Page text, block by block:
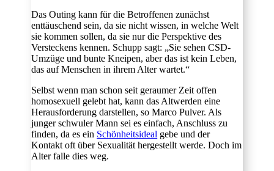
Das Outing kann für die Betroffenen zunächst
enttäuschend sein, da sie nicht wissen, in welche Welt
sie kommen sollen, da sie nur die Perspektive des
Versteckens kennen. Schupp sagt: „Sie sehen CSD-
Umzüge und bunte Kneipen, aber das ist kein Leben,
das auf Menschen in ihrem Alter wartet.“
Selbst wenn man schon seit geraumer Zeit offen
homosexuell gelebt hat, kann das Altwerden eine
Herausforderung darstellen, so Marco Pulver. Als
junger schwuler Mann sei es einfach, Anschluss zu
finden, da es ein Schönheitsideal gebe und der
Kontakt oft über Sexualität hergestellt werde. Doch im
Alter falle dies weg.